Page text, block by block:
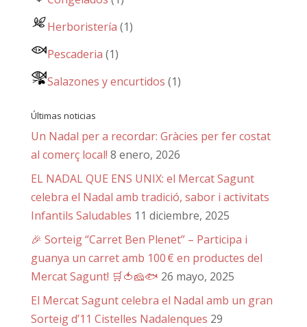
Herboristería (1)
Pescaderia (1)
Salazones y encurtidos (1)
Últimas noticias
Un Nadal per a recordar: Gràcies per fer costat
al comerç local! 8 enero, 2026
EL NADAL QUE ENS UNIX: el Mercat Sagunt
celebra el Nadal amb tradició, sabor i activitats
Infantils Saludables 11 diciembre, 2025
🎉 Sorteig “Carret Ben Plenet” – Participa i
guanya un carret amb 100 € en productes del
Mercat Sagunt! 🛒🍅🧀🐟 26 mayo, 2025
El Mercat Sagunt celebra el Nadal amb un gran
Sorteig d’11 Cistelles Nadalenques 29